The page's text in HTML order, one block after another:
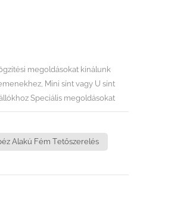
megoldásokat kínálunk
Mini sínt vagy U sínt
Speciális megoldásokat
Koncepciónk az, hogy a
20 mMax szélsebesség:
Alakú Fém Tetőszerelés